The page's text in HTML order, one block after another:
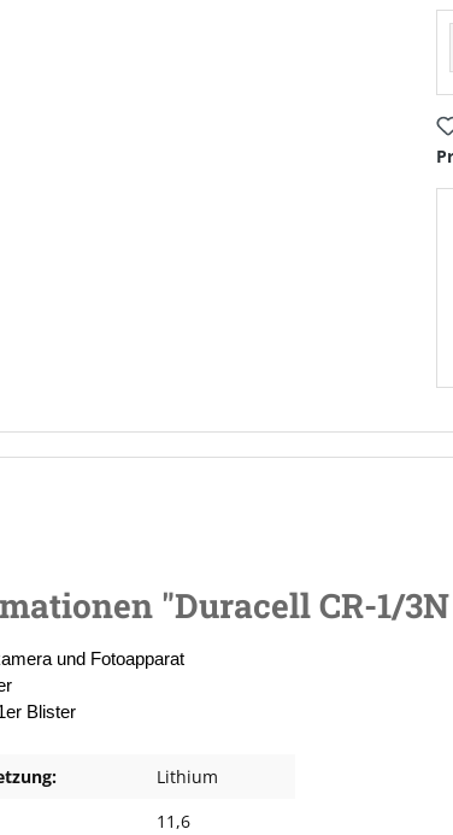
"Duracell CR-1/3N
und Fotoapparat
Blister
Lithium
11,6